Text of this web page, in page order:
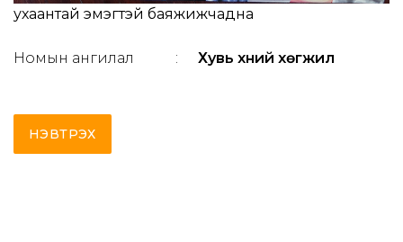
ухаантай эмэгтэй баяжижчадна
Номын ангилал : Хувь хүний хөгжил
НЭВТРЭХ